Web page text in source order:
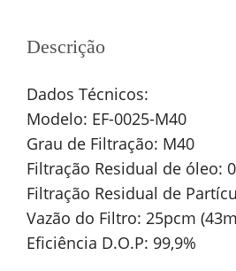
Descrição
Dados Técnicos:
Modelo: EF-0025-M40
Grau de Filtração: M40
Filtração Residual de óleo:
Filtração Residual de
Vazão do Filtro: 25pcm
Eficiência D.O.P: 99,9%